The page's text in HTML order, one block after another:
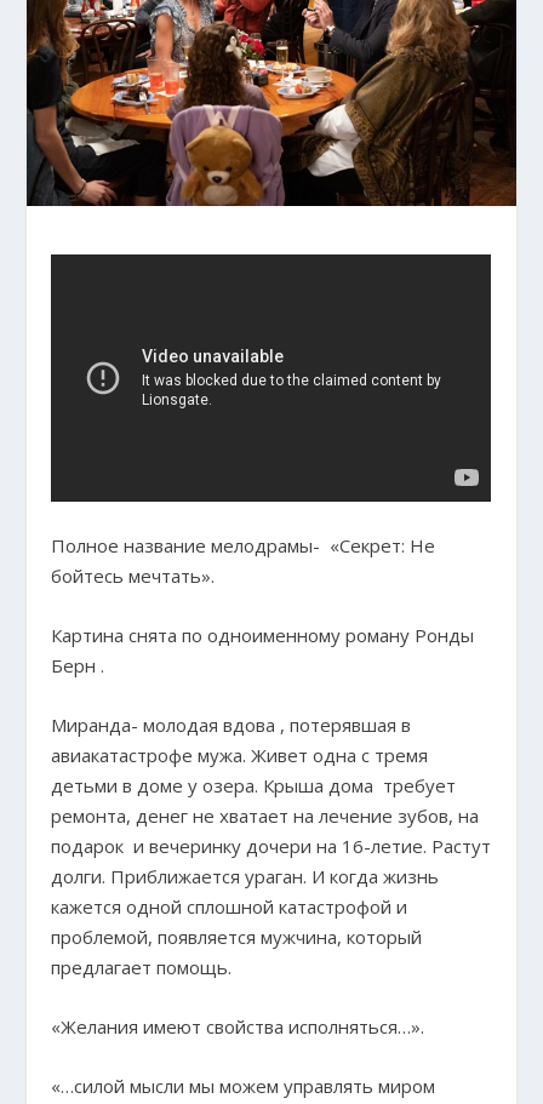
Полное название мелодрамы- «Секрет: Не
бойтесь мечтать».
Картина снята по одноименному роману Ронды
Берн .
Миранда- молодая вдова , потерявшая в
авиакатастрофе мужа. Живет одна с тремя
детьми в доме у озера. Крыша дома требует
ремонта, денег не хватает на лечение зубов, на
подарок и вечеринку дочери на 16-летие. Растут
долги. Приближается ураган. И когда жизнь
кажется одной сплошной катастрофой и
проблемой, появляется мужчина, который
предлагает помощь.
«Желания имеют свойства исполняться…».
«…силой мысли мы можем управлять миром